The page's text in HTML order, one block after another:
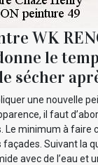
WK
le
sécher
une nouvelle
il faut
Le minimum à faire
Suivant la
avec de l’eau et